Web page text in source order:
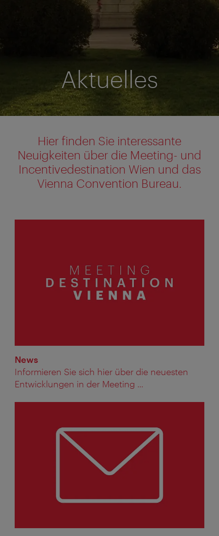
Aktuelles
Hier finden Sie interessante
Neuigkeiten über die Meeting- und
Incentivedestination Wien und das
Vienna Convention Bureau.
News
Informieren Sie sich hier über die neuesten
Entwicklungen in der Meeting ...